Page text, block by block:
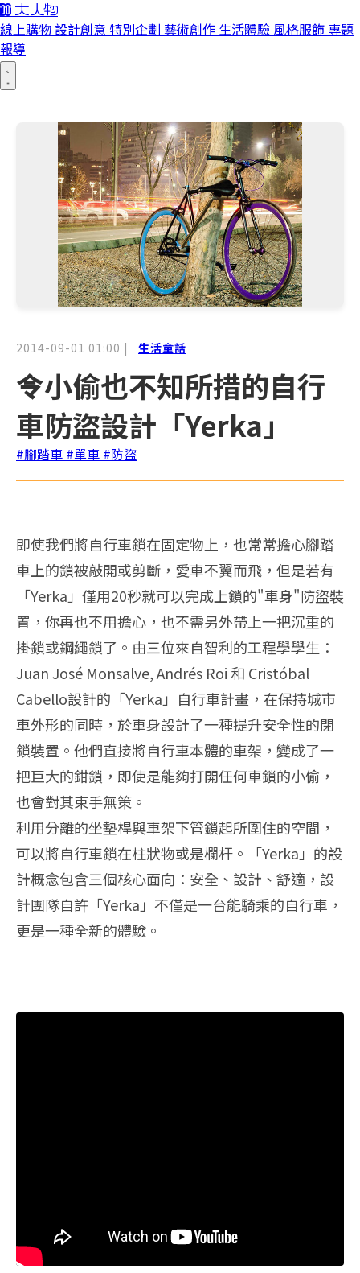
線上購物 設計創意 特別企劃 藝術創作 生活體驗 風格服飾 專題
報導
2014-09-01 01:00 | 生活童話
令小偷也不知所措的自行
車防盜設計「Yerka」
#腳踏車 #單車 #防盜
即使我們將自行車鎖在固定物上，也常常擔心腳踏
車上的鎖被敲開或剪斷，愛車不翼而飛，但是若有
「Yerka」僅用20秒就可以完成上鎖的"車身"防盜裝
置，你再也不用擔心，也不需另外帶上一把沉重的
掛鎖或鋼繩鎖了。由三位來自智利的工程學學生：
Juan José Monsalve, Andrés Roi 和 Cristóbal
Cabello設計的「Yerka」自行車計畫，在保持城市
車外形的同時，於車身設計了一種提升安全性的閉
鎖裝置。他們直接將自行車本體的車架，變成了一
把巨大的鉗鎖，即使是能夠打開任何車鎖的小偷，
也會對其束手無策。
利用分離的坐墊桿與車架下管鎖起所圍住的空間，
可以將自行車鎖在柱狀物或是欄杆。「Yerka」的設
計概念包含三個核心面向：安全、設計、舒適，設
計團隊自許「Yerka」不僅是一台能騎乘的自行車，
更是一種全新的體驗。